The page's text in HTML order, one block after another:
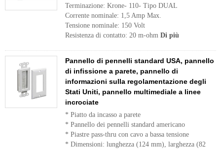
Terminazione: Krone- 110- Tipo DUAL
Corrente nominale: 1,5 Amp Max.
Tensione nominale: 150 Volt
Resistenza di contatto: 20 m-ohm Di più
Pannello di pennelli standard USA, pannello
di infissione a parete, pannello di
informazioni sulla regolamentazione degli
Stati Uniti, pannello multimediale a linee
incrociate
* Piatto da incasso a parete
* Pannello dei pennelli standard americano
* Piastre pass-thru con cavo a bassa tensione
* Dimensioni: lunghezza (124 mm), larghezza (82